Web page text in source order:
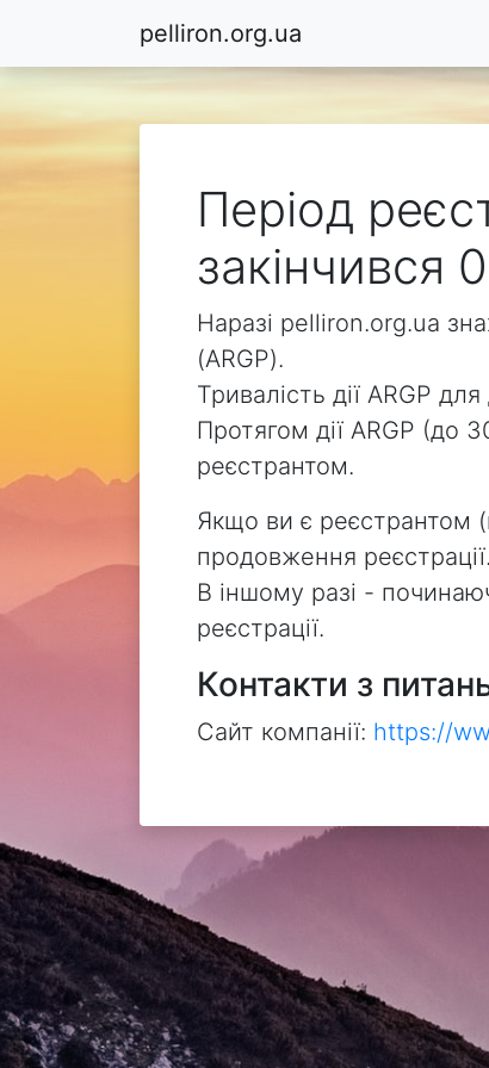
pelliron.org.ua
Період
закінчився
Наразі pelliron.org.ua
(ARGP).
Тривалість дії ARGP
Протягом дії ARGP (до
реєстрантом.
Якщо ви є реєстрантом
продовження
В іншому разі -
реєстрації.
Контакти з
Сайт компанії: https://